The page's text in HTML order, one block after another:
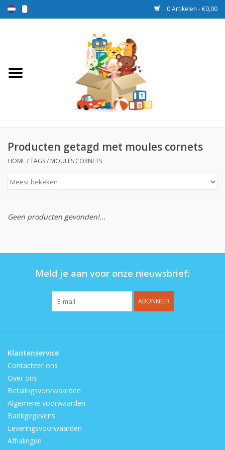
0 Artikelen - €0,00
Speelgoed
Beloningsdozen
Nieuw
Prijs
Producten getagd met moules cornets
HOME/TAGS/ MOULES CORNETS
Geen producten gevonden!...
Meld je aan voor onze nieuwsbrief:
ABONNEER
Klantenservice
Contacteer ons
Over ons
Betalingsvoorwaarden
Algemene voorwaarden
Bankgegevens
Leveringsvoorwaarden
Afhalingen